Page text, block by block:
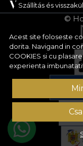
Acest site foloseste
dorita. Navigand in
COOKIES si cu
experienta
Szállítás és
©